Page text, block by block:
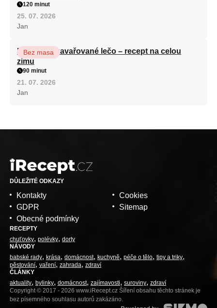
120 minut
25. 07. 2026
Jan
Babiččino zavařované lečo – recept na celou
zimu
Bez masa
90 minut
21. 07. 2026
Jan
DŮLEŽITÉ ODKAZY
Kontakty
GDPR
Obecné podmínky
Cookies
Sitemap
RECEPTY
chuťovky polévky dorty
NÁVODY
babské rady
krása domácnost kuchyně péče o tělo tipy a triky
pěstování vaření zahrada zdraví
ČLÁNKY
aktuality
bylinky domácnost zajímavosti suroviny zdraví
Copyright © 2017 - 2026 www.iRecept.cz Šíření obsahu těchto stránek je
bez písemného souhlasu autorů zakázáno.